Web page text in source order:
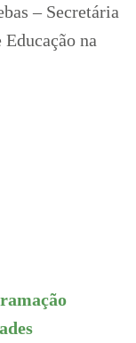
– Secretária
na